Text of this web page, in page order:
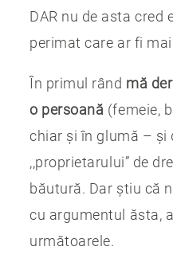
DAR nu de asta cred
perimat care ar fi
În primul rând mă
o persoană (femeie,
chiar și în glumă – și
,,proprietarului” de
băutură. Dar știu că
cu argumentul ăsta,
următoarele.